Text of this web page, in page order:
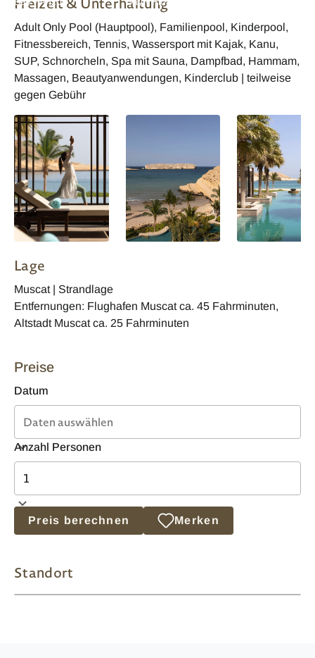
Breakfast
Adult Only Pool (Hauptpool), Familienpool, Kinderpool,
Fitnessbereich, Tennis, Wassersport mit Kajak, Kanu,
SUP, Schnorcheln, Spa mit Sauna, Dampfbad, Hammam,
Massagen, Beautyanwendungen, Kinderclub | teilweise
gegen Gebühr
Lage
Muscat | Strandlage
Entfernungen: Flughafen Muscat ca. 45 Fahrminuten,
Altstadt Muscat ca. 25 Fahrminuten
Preise
Datum
Anzahl Personen
Preis berechnen Merken
Standort